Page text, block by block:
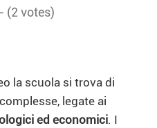
(2 votes)
la scuola si trova di
legate ai
ed economici. I